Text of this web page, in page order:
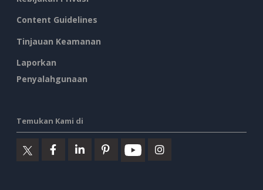
Content Guidelines
Tinjauan Keamanan
Laporkan
Penyalahgunaan
Temukan Kami di